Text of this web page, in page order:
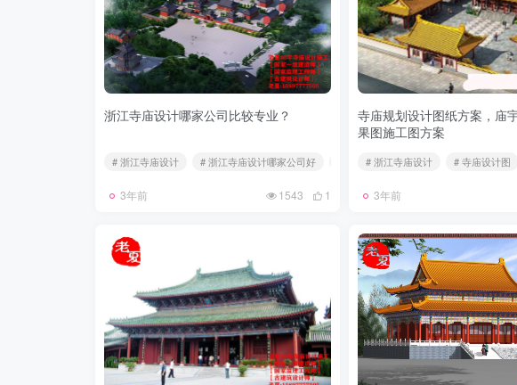
浙江寺庙设计哪家公司比较专业？
# 浙江寺庙设计 # 浙江寺庙设计哪家公司好 # 浙江寺庙规划设计
3年前 1543 1
寺庙规划设计图纸方案，庙
果图施工图方案
# 浙江寺庙设计 # 寺庙设计图
3年前